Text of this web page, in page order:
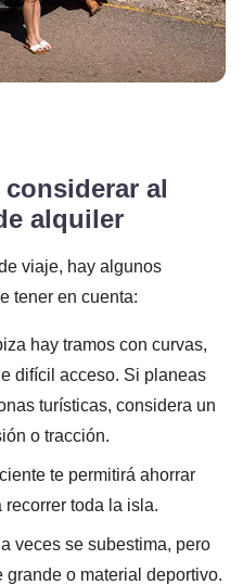
al
alquiler
viaje, hay algunos
tener en cuenta:
hay tramos con curvas,
difícil acceso. Si planeas
turísticas, considera un
o tracción.
te permitirá ahorrar
toda la isla.
a veces se subestima, pero
o material deportivo.